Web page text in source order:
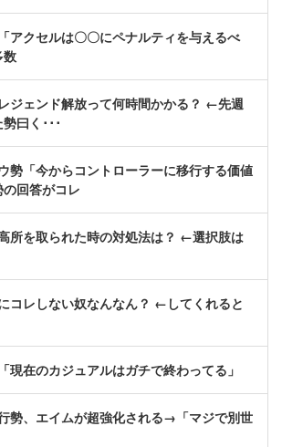
アクセルは〇〇にペナルティを与えるべ
数
ジェンド解放って何時間かかる？ ←先週
曰く･･･
勢「今からコントローラーに移行する価値
回答がコレ
所を取られた時の対処法は？ ←選択肢は
コレしない奴なんなん？ ←してくれると
現在のカジュアルはガチで終わってる」
勢、エイムが超強化される→「マジで別世